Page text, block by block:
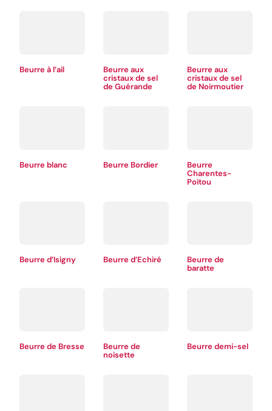
Beurre à l’ail
Beurre aux
cristaux de sel
de Guérande
Beurre aux
cristaux de sel
de Noirmoutier
Beurre blanc Beurre Bordier
Beurre
Charentes-
Poitou
Beurre d’Isigny Beurre d’Echiré
Beurre de
baratte
Beurre de Bresse
Beurre de
noisette
Beurre demi-sel